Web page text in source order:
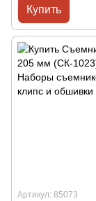
Купить
Артикул: 85073